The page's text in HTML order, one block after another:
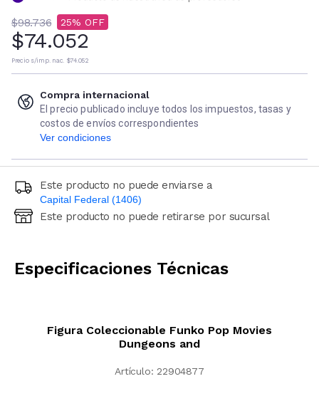
$98.736 25
$74.052
Precio s/imp. nac. $74.052
Compra internacional
El precio publicado incluye todos los impuestos, tasas y
costos de envíos correspondientes
Ver condiciones
Este producto no puede enviarse a
Capital Federal (1406)
Ingresá código postal (sólo números)
Este producto no puede retirarse por sucursal
Especificaciones Técnicas
Figura Coleccionable Funko Pop Movies
Dungeons and
Artículo: 22904877